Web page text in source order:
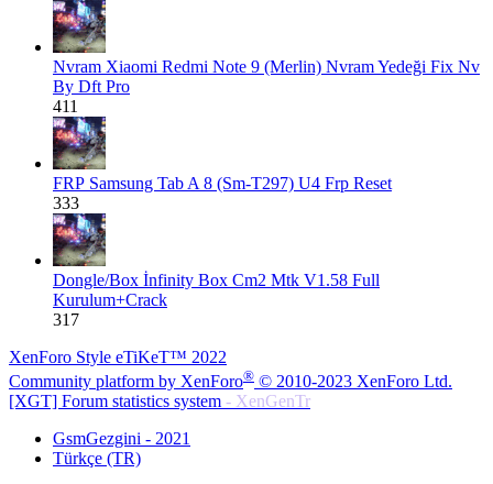
Nvram Xiaomi Redmi Note 9 (Merlin) Nvram Yedeği Fix Nv
By Dft Pro
411
FRP Samsung Tab A 8 (Sm-T297) U4 Frp Reset
333
Dongle/Box İnfinity Box Cm2 Mtk V1.58 Full
Kurulum+Crack
317
XenForo Style eTiKeT™ 2022
Community platform by XenForo® © 2010-2023 XenForo Ltd.
[XGT] Forum statistics system - XenGenTr
GsmGezgini - 2021
Türkçe (TR)